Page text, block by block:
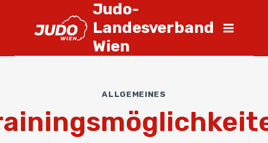
Judo-
Landesverband
Wien
ALLGEMEINES